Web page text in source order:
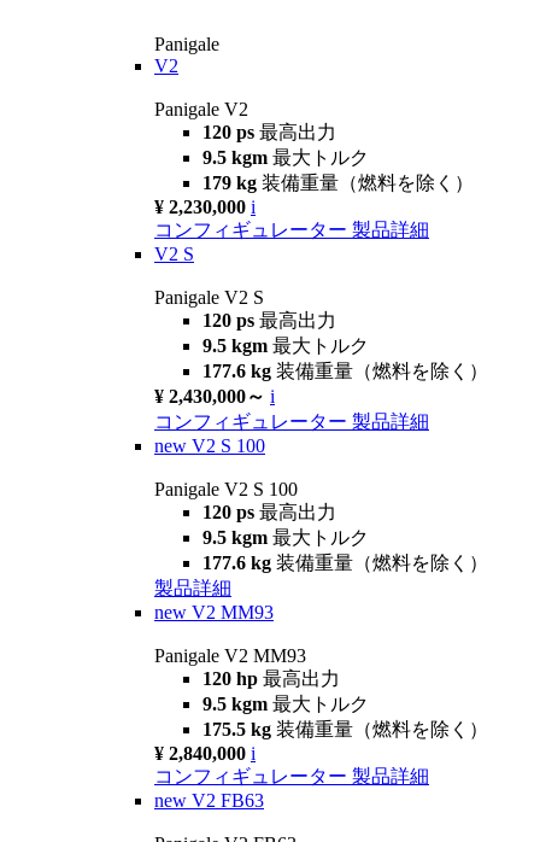
Panigale
V2
Panigale V2
120 ps 最高出力
9.5 kgm 最大トルク
179 kg 装備重量（燃料を除く）
¥ 2,230,000 i
コンフィギュレーター 製品詳細
V2 S
Panigale V2 S
120 ps 最高出力
9.5 kgm 最大トルク
177.6 kg 装備重量（燃料を除く）
¥ 2,430,000～ i
コンフィギュレーター 製品詳細
new V2 S 100
Panigale V2 S 100
120 ps 最高出力
9.5 kgm 最大トルク
177.6 kg 装備重量（燃料を除く）
製品詳細
new V2 MM93
Panigale V2 MM93
120 hp 最高出力
9.5 kgm 最大トルク
175.5 kg 装備重量（燃料を除く）
¥ 2,840,000 i
コンフィギュレーター 製品詳細
new V2 FB63